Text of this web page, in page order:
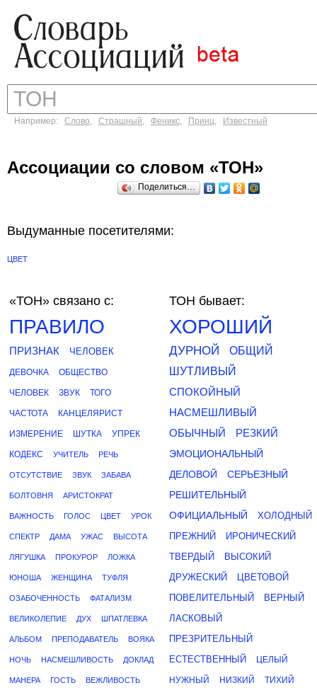
Например: Слово, Страшный, Феникс, Принц, Известный
Ассоциации со словом «ТОН»
Поделиться…
Выдуманные посетителями:
ЦВЕТ
«ТОН» связано с:
ПРАВИЛО
ПРИЗНАК ЧЕЛОВЕК
ДЕВОЧКА ОБЩЕСТВО
ЧЕЛОВЕК ЗВУК ТОГО
ЧАСТОТА КАНЦЕЛЯРИСТ
ИЗМЕРЕНИЕ ШУТКА УПРЕК
КОДЕКС УЧИТЕЛЬ РЕЧЬ
ОТСУТСТВИЕ ЗВУК ЗАБАВА
БОЛТОВНЯ АРИСТОКРАТ
ВАЖНОСТЬ ГОЛОС ЦВЕТ УРОК
СПЕКТР ДАМА УЖАС ВЫСОТА
ЛЯГУШКА ПРОКУРОР ЛОЖКА
ЮНОША ЖЕНЩИНА ТУФЛЯ
ОЗАБОЧЕННОСТЬ ФАТАЛИЗМ
ВЕЛИКОЛЕПИЕ ДУХ ШПАТЛЕВКА
АЛЬБОМ ПРЕПОДАВАТЕЛЬ ВОЯКА
НОЧЬ НАСМЕШЛИВОСТЬ ДОКЛАД
МАНЕРА ГОСТЬ ВЕЖЛИВОСТЬ
ТОН бывает:
ХОРОШИЙ
ДУРНОЙ
ОБЩИЙ
ШУТЛИВЫЙ
СПОКОЙНЫЙ
НАСМЕШЛИВЫЙ
ОБЫЧНЫЙ
РЕЗКИЙ
ЭМОЦИОНАЛЬНЫЙ
ДЕЛОВОЙ
СЕРЬЕЗНЫЙ
РЕШИТЕЛЬНЫЙ
ОФИЦИАЛЬНЫЙ
ХОЛОДНЫЙ
ПРЕЖНИЙ
ИРОНИЧЕСКИЙ
ТВЕРДЫЙ
ВЫСОКИЙ
ДРУЖЕСКИЙ
ЦВЕТОВОЙ
ПОВЕЛИТЕЛЬНЫЙ
ВЕРНЫЙ
ЛАСКОВЫЙ
ПРЕЗРИТЕЛЬНЫЙ
ЕСТЕСТВЕННЫЙ
ЦЕЛЫЙ
НУЖНЫЙ НИЗКИЙ ТИХИЙ